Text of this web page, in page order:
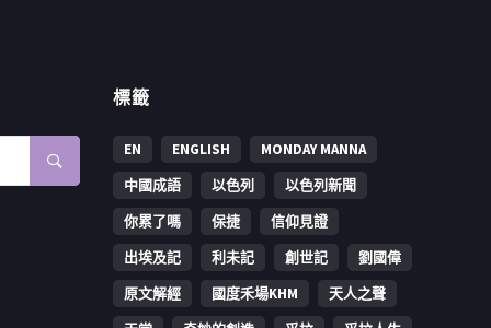
標籤
EN ENGLISH
MONDAY MANNA
中國成語
以色列
以色列新聞
你累了嗎
保捷
信仰見證
出埃及記
利未記 創世記
劉國偉
原文解經
國度禾場KHM
天人之聲